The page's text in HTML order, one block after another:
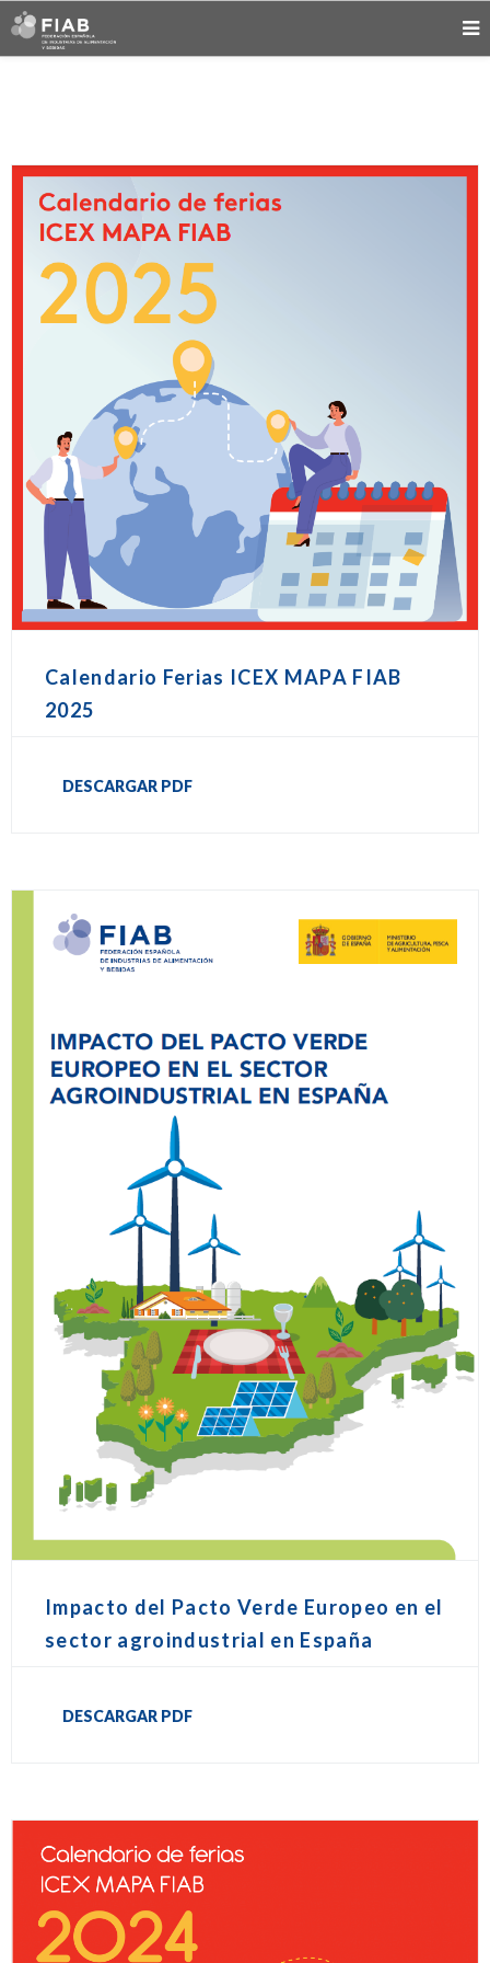
Calendario Ferias ICEX MAPA FIAB
2025
DESCARGAR PDF
Impacto del Pacto Verde Europeo en el
sector agroindustrial en España
DESCARGAR PDF